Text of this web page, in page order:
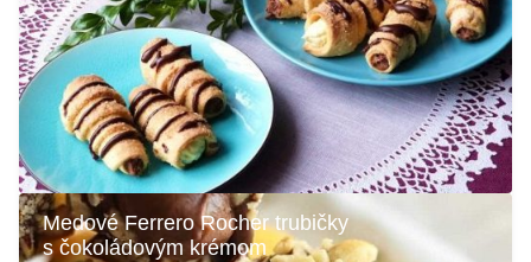
Medové Ferrero Rocher trubičky
s čokoládovým krémom